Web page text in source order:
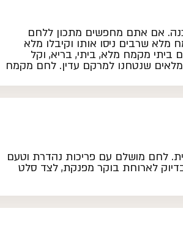
אם אתם מחפשים מתכון ללחם
שרבים ניסו אותו וקיבלו מלא
מקמח מלא, ביתי, בריא, וקל
שנטחנו למרקם עדין. לחם מקמח
לחם מושלם עם פריכות נהדרת וטעם
לארוחת בוקר מפנקת, לצד סלט